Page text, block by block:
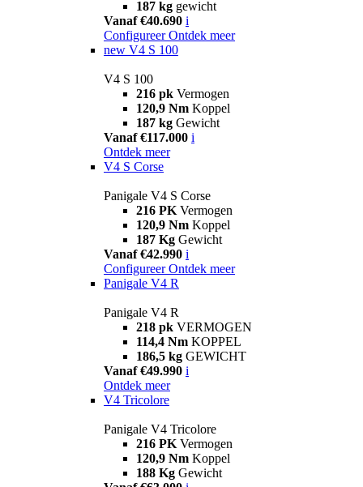
187 kg gewicht
Vanaf €40.690 i
Configureer Ontdek meer
new V4 S 100
V4 S 100
216 pk Vermogen
120,9 Nm Koppel
187 kg Gewicht
Vanaf €117.000 i
Ontdek meer
V4 S Corse
Panigale V4 S Corse
216 PK Vermogen
120,9 Nm Koppel
187 Kg Gewicht
Vanaf €42.990 i
Configureer Ontdek meer
Panigale V4 R
Panigale V4 R
218 pk VERMOGEN
114,4 Nm KOPPEL
186,5 kg GEWICHT
Vanaf €49.990 i
Ontdek meer
V4 Tricolore
Panigale V4 Tricolore
216 PK Vermogen
120,9 Nm Koppel
188 Kg Gewicht